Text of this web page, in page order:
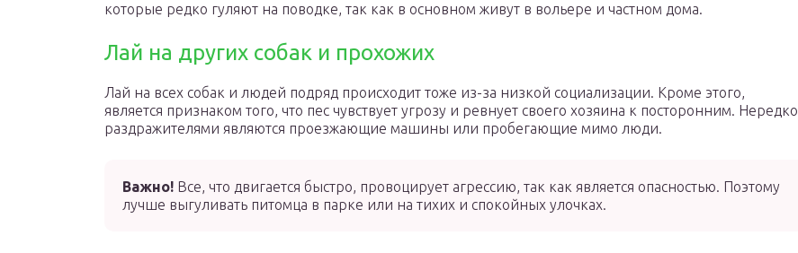
которые редко гуляют на поводке, так как в основном живут в вольере и частном дома.
Лай на других собак и прохожих
Лай на всех собак и людей подряд происходит тоже из-за низкой социализации. Кроме этого,
является признаком того, что пес чувствует угрозу и ревнует своего хозяина к посторонним. Нередко
раздражителями являются проезжающие машины или пробегающие мимо люди.
Важно! Все, что двигается быстро, провоцирует агрессию, так как является опасностью. Поэтому
лучше выгуливать питомца в парке или на тихих и спокойных улочках.